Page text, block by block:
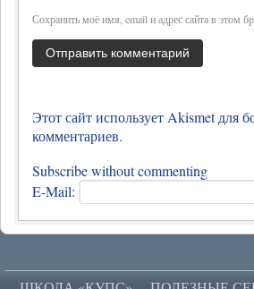
Сохранить моё имя, email и адрес сайта в этом
Этот сайт использует Akismet для
комментариев.
Subscribe without commenting
E-Mail: